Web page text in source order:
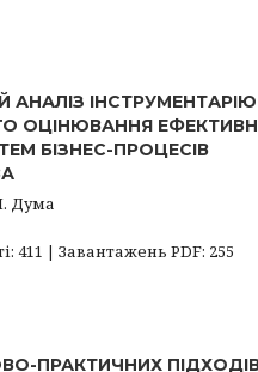
АНАЛІЗ ІНСТРУМЕНТАРІЮ
ОЦІНЮВАННЯ
БІЗНЕС-ПРОЦЕСІВ
Дума
411 | Завантажень PDF: 255
ПРАКТИЧНИХ